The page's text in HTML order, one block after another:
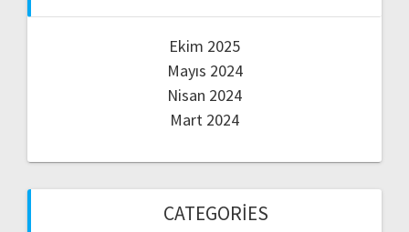
Ekim 2025
Mayıs 2024
Nisan 2024
Mart 2024
CATEGORIES